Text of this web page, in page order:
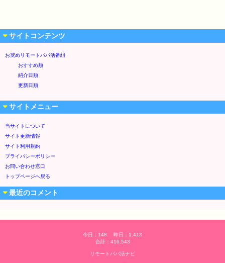
サイトコンテンツ
お奨めリモートパパ活番組
おすすめ順
紹介日順
更新日順
サイトメニュー
当サイトについて
サイト更新情報
サイト利用規約
プライバシーポリシー
お問い合わせ窓口
トップページへ戻る
最近のコメント
今日：148 昨日：1,413
合計：416,543
リモートパパ活ナビ